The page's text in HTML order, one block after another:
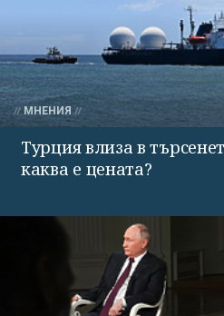
МНЕНИЯ
Турция влиза в
каква е цената?